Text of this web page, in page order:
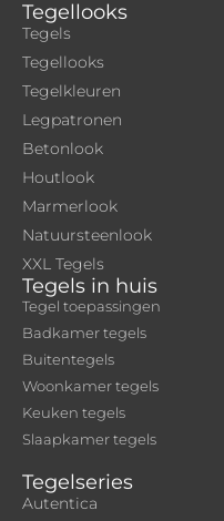
Tegellooks
Tegels
Tegellooks
Tegelkleuren
Legpatronen
Betonlook
Houtlook
Marmerlook
Natuursteenlook
XXL Tegels
Tegels in huis
Tegel toepassingen
Badkamer tegels
Buitentegels
Woonkamer tegels
Keuken tegels
Slaapkamer tegels
Tegelseries
Autentica